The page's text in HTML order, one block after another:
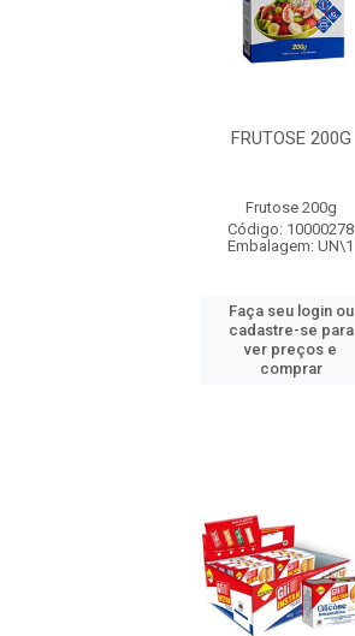
FRUTOSE 200G
Frutose 200g
Código: 10000278
Embalagem: UN\1
Faça seu login ou
cadastre-se para
ver preços e
comprar